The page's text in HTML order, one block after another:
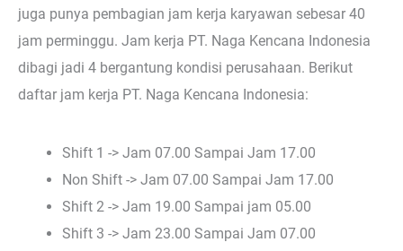
juga punya pembagian jam kerja karyawan sebesar 40
jam perminggu. Jam kerja PT. Naga Kencana Indonesia
dibagi jadi 4 bergantung kondisi perusahaan. Berikut
daftar jam kerja PT. Naga Kencana Indonesia:
Shift 1 -> Jam 07.00 Sampai Jam 17.00
Non Shift -> Jam 07.00 Sampai Jam 17.00
Shift 2 -> Jam 19.00 Sampai jam 05.00
Shift 3 -> Jam 23.00 Sampai Jam 07.00